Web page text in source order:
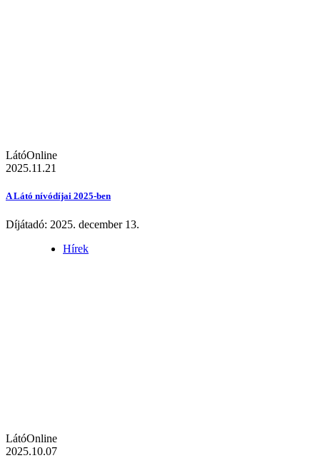
LátóOnline
2025.11.21
A Látó nívódíjai 2025-ben
Díjátadó: 2025. december 13.
Hírek
LátóOnline
2025.10.07